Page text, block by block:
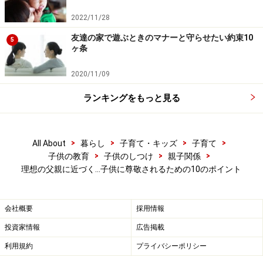
4.子どもがやりたいといったことは頭ごな
子どもがやりたいといったことは頭ごなしに反対せず、
まずは耳を傾けましょう。そして、子どもの言い分を聞
きることなら、精いっぱい応援してあげましょう。
5.どんな時もあなたの味方だということを
2022/11/28
5
友達の家で遊ぶときのマナーと守らせたい約束10
ヶ条
2020/11/09
ランキングをもっと見る
All About > 暮らし > 子育て・キッズ > 子育て
>
子供の教育
> 子供のしつけ > 親子関係
>
理想の父親に近づく…子供に尊敬されるための10のポイント
会社概要 採用情報
投資家情報 広告掲載
利用規約 プライバシーポリシー